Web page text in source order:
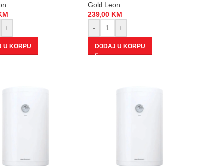
+
U KORPU
Gold Leon
239,00 KM
-
+
DODAJ U KORPU